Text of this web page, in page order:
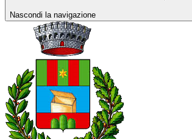
Nascondi la navigazione